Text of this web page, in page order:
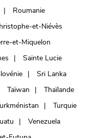
Roumanie
et-Niévès
et-Miquelon
Sainte Lucie
Sri Lanka
Taïwan
Thaïlande
Turquie
Venezuela